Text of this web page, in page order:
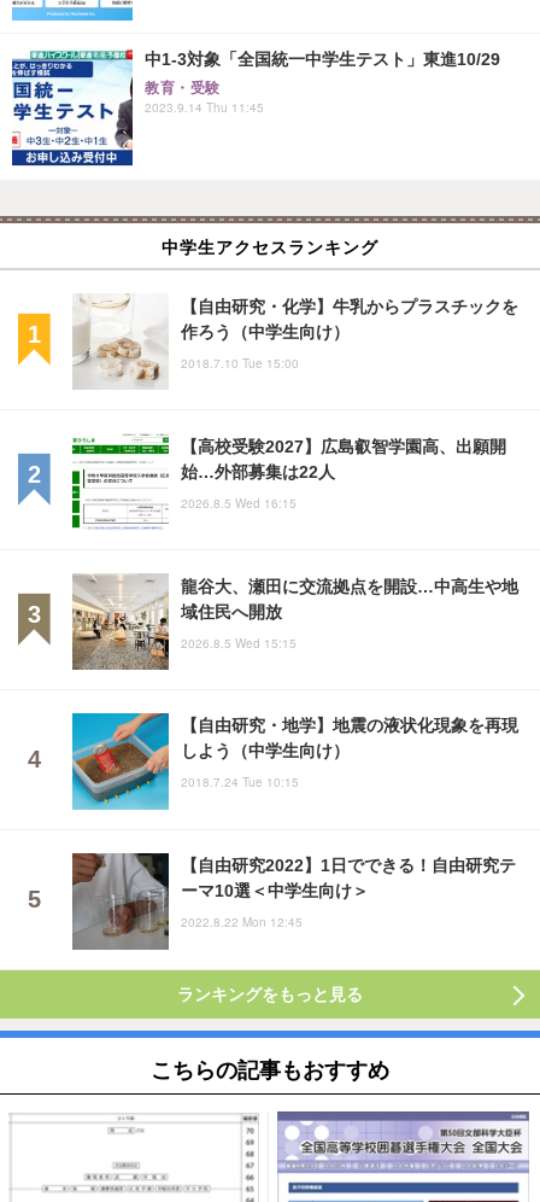
中1-3対象「全国統一中学生テスト」東進10/29
教育・受験
2023.9.14 Thu 11:45
中学生アクセスランキング
【自由研究・化学】牛乳からプラスチックを
作ろう（中学生向け）
2018.7.10 Tue 15:00
【高校受験2027】広島叡智学園高、出願開
始…外部募集は22人
2026.8.5 Wed 16:15
龍谷大、瀬田に交流拠点を開設…中高生や地
域住民へ開放
2026.8.5 Wed 15:15
【自由研究・地学】地震の液状化現象を再現
しよう（中学生向け）
2018.7.24 Tue 10:15
【自由研究2022】1日でできる！自由研究テ
ーマ10選＜中学生向け＞
2022.8.22 Mon 12:45
ランキングをもっと見る
こちらの記事もおすすめ